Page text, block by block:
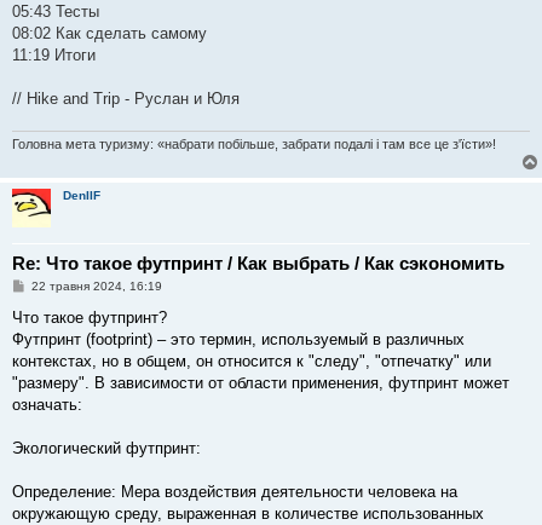
05:43 Тесты
08:02 Как сделать самому
11:19 Итоги
// Hike and Trip - Руслан и Юля
Головна мета туризму: «набрати побільше, забрати подалі і там все це з'їсти»!
DenIIF
Re: Что такое футпринт / Как выбрать / Как сэкономить
П
в
д
о
л
е
я
22 травня 2024, 16:19
Что такое футпринт?
Футпринт (footprint) – это термин, используемый в различных
контекстах, но в общем, он относится к "следу", "отпечатку" или
"размеру". В зависимости от области применения, футпринт может
означать:
Экологический футпринт:
Определение: Мера воздействия деятельности человека на
окружающую среду, выраженная в количестве использованных